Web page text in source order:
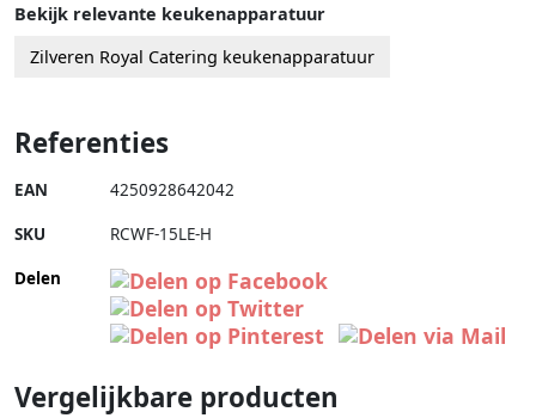
Bekijk relevante keukenapparatuur
Zilveren Royal Catering keukenapparatuur
Referenties
EAN 4250928642042
SKU RCWF-15LE-H
Delen
Vergelijkbare producten